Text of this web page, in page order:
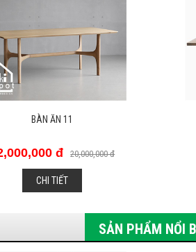
BÀN ĂN 19
đ 23,000,000 đ
CHI TIẾT
SẢN PHẨM NỔI